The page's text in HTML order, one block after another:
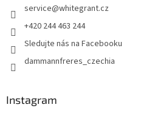
service@whitegrant.cz
+420 244 463 244
Sledujte nás na Facebooku
dammannfreres_czechia
Instagram